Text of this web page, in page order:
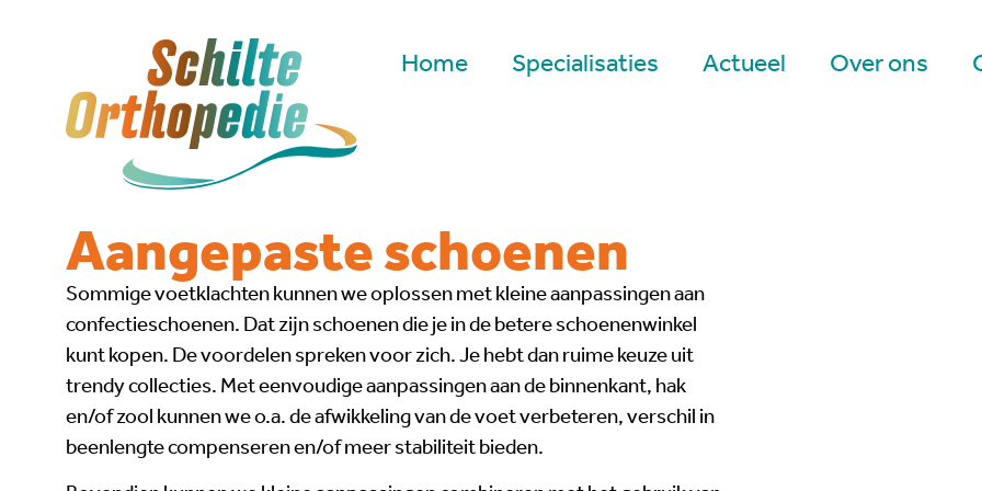
Home Specialisaties Actueel Over ons
Aangepaste schoenen
Sommige voetklachten kunnen we oplossen met kleine aanpassingen aan
confectieschoenen. Dat zijn schoenen die je in de betere schoenenwinkel
kunt kopen. De voordelen spreken voor zich. Je hebt dan ruime keuze uit
trendy collecties. Met eenvoudige aanpassingen aan de binnenkant, hak
en/of zool kunnen we o.a. de afwikkeling van de voet verbeteren, verschil in
beenlengte compenseren en/of meer stabiliteit bieden.